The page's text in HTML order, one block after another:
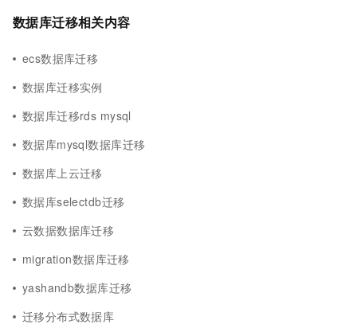
数据库迁移相关内容
ecs数据库迁移
数据库迁移实例
数据库迁移rds mysql
数据库mysql数据库迁移
数据库上云迁移
数据库selectdb迁移
云数据数据库迁移
migration数据库迁移
yashandb数据库迁移
迁移分布式数据库